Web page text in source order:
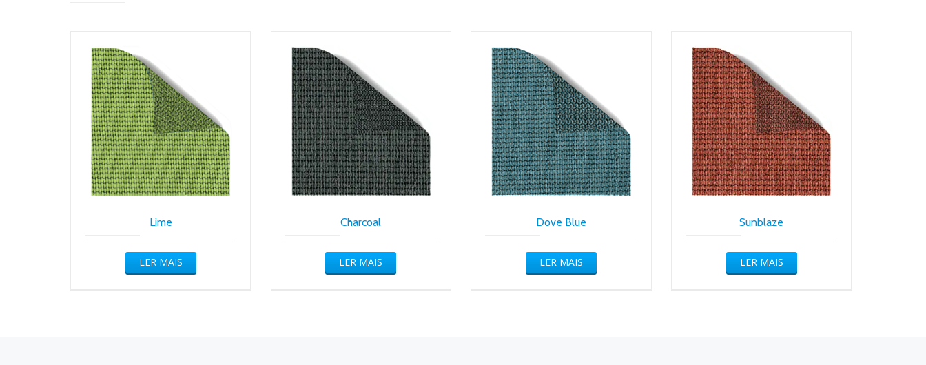
Lime
LER MAIS
Charcoal
LER MAIS
Dove Blue
LER MAIS
Sunblaze
LER MAIS